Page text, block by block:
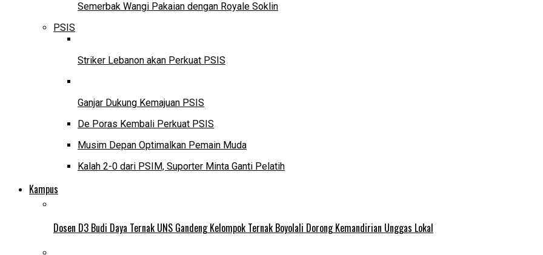
Semerbak Wangi Pakaian dengan Royale Soklin
PSIS
Striker Lebanon akan Perkuat PSIS
Ganjar Dukung Kemajuan PSIS
De Poras Kembali Perkuat PSIS
Musim Depan Optimalkan Pemain Muda
Kalah 2-0 dari PSIM, Suporter Minta Ganti Pelatih
Kampus
Dosen D3 Budi Daya Ternak UNS Gandeng Kelompok Ternak Boyolali Dorong Kemandirian Unggas Lokal